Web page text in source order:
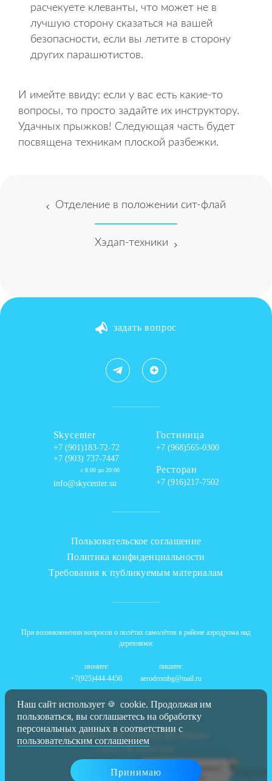
расчекуете клеванты, что может не в
лучшую сторону сказаться на вашей
безопасности, если вы летите в сторону
других парашютистов.
И имейте ввиду: если у вас есть какие-то
вопросы, то просто задайте их инструктору.
Удачных прыжков! Следующая часть будет
посвящена техникам плоской разбежки.
Отделение в положении сит-флай
Хэдап-техники
Не смогли дозвониться?
Пишите в наш чат!
задать вопрос
Skycenter
+7 (901)183-72-72
+7 (903) 737-7447
с 8:00 до 20:00
info@skycenter.su
Гостиница
+7 (968)565-0300
Ресторан
+7 (916)217-7502
Пользовательское соглашение
Политика конфиденциальности
Требования к публикуемым материалам
При возникновении вопросов о полётах самолётов в районе аэродрома над
деревнями:
звоните:
+7(925)444-4450
пишите:
aerodrombg@mail.ru
Copyright © 2026 Skycenter DZ Пущино
Сделано с Zharikov.design
Не является предложением услуг.
Принимаю
Наш сайт использует 🍪 cookie. Продолжая им
пользоваться, вы соглашаетесь на обработку
персональных данных в соответствии с
пользовательским соглашением